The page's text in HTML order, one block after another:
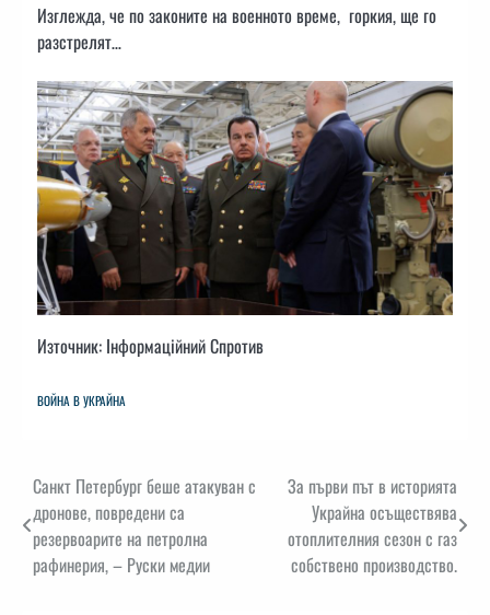
Изглежда, че по законите на военното време, горкия, ще го
разстрелят…
Източник: Інформаційний Спротив
ВОЙНА В УКРАЙНА
Навигация
Санкт Петербург беше атакуван с
дронове, повредени са
резервоарите на петролна
рафинерия, – Руски медии
За първи път в историята
Украйна осъществява
отоплителния сезон с газ
собствено производство.